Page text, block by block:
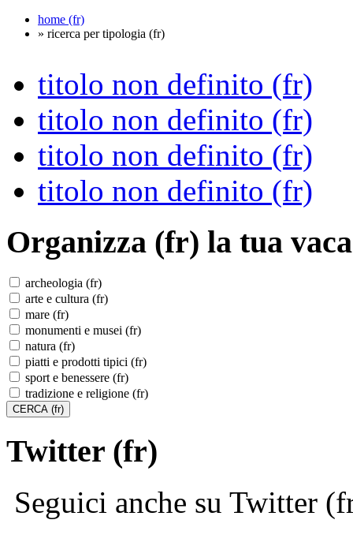
home (fr)
» ricerca per tipologia (fr)
titolo non definito (fr)
titolo non definito (fr)
titolo non definito (fr)
titolo non definito (fr)
Organizza (fr) la tua
archeologia (fr)
arte e cultura (fr)
mare (fr)
monumenti e musei (fr)
natura (fr)
piatti e prodotti tipici (fr)
sport e benessere (fr)
tradizione e religione (fr)
Twitter (fr)
Seguici anche su Twitter